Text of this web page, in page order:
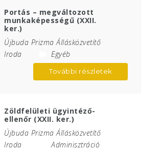
Portás – megváltozott
munkaképességű (XXII.
ker.)
Újbuda Prizma Állásközvetítő
Iroda
Egyéb
További részletek
Zöldfelületi ügyintéző-
ellenőr (XXII. ker.)
Újbuda Prizma Állásközvetítő
Iroda
Adminisztráció